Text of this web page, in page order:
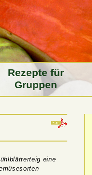
Rezepte für
Gruppen
eine